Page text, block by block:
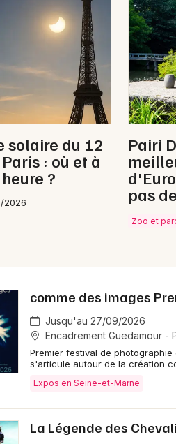
solaire du 12
: où et à
?
2026
Pairi
pas
Zoo et
comme des images
Jusqu'au 27/09/2026
Encadrement Guedamour -
Premier festival de
s'articule autour de la création
Expos en Seine-et-Marne
La Légende des